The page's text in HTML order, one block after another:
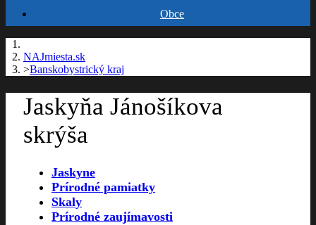
Obce
NAJmiesta.sk
Banskobystrický kraj
Jaskyňa Jánošíkova
skrýša
Jaskyne
Prírodné pamiatky
Skaly
Prírodné zaujímavosti